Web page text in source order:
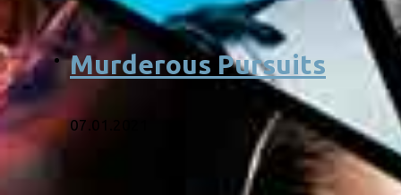
Murderous Pursuits
07.01.2021